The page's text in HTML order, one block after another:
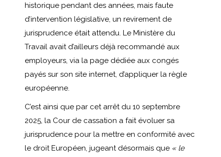
historique pendant des années, mais faute
d’intervention législative, un revirement de
jurisprudence était attendu. Le Ministère du
Travail avait d’ailleurs déjà recommandé aux
employeurs, via la page dédiée aux congés
payés sur son site internet, d’appliquer la règle
européenne.
C’est ainsi que par cet arrêt du 10 septembre
2025, la Cour de cassation a fait évoluer sa
jurisprudence pour la mettre en conformité avec
le droit Européen, jugeant désormais que « le